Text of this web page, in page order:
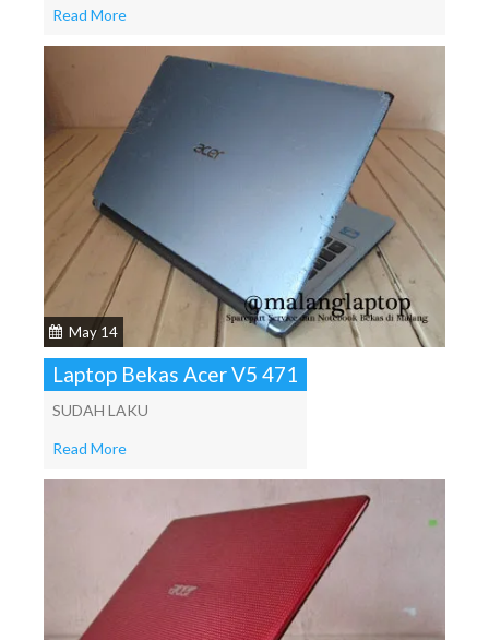
Read More
May 14
Laptop Bekas Acer V5 471
SUDAH LAKU
Read More